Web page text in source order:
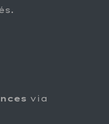
via